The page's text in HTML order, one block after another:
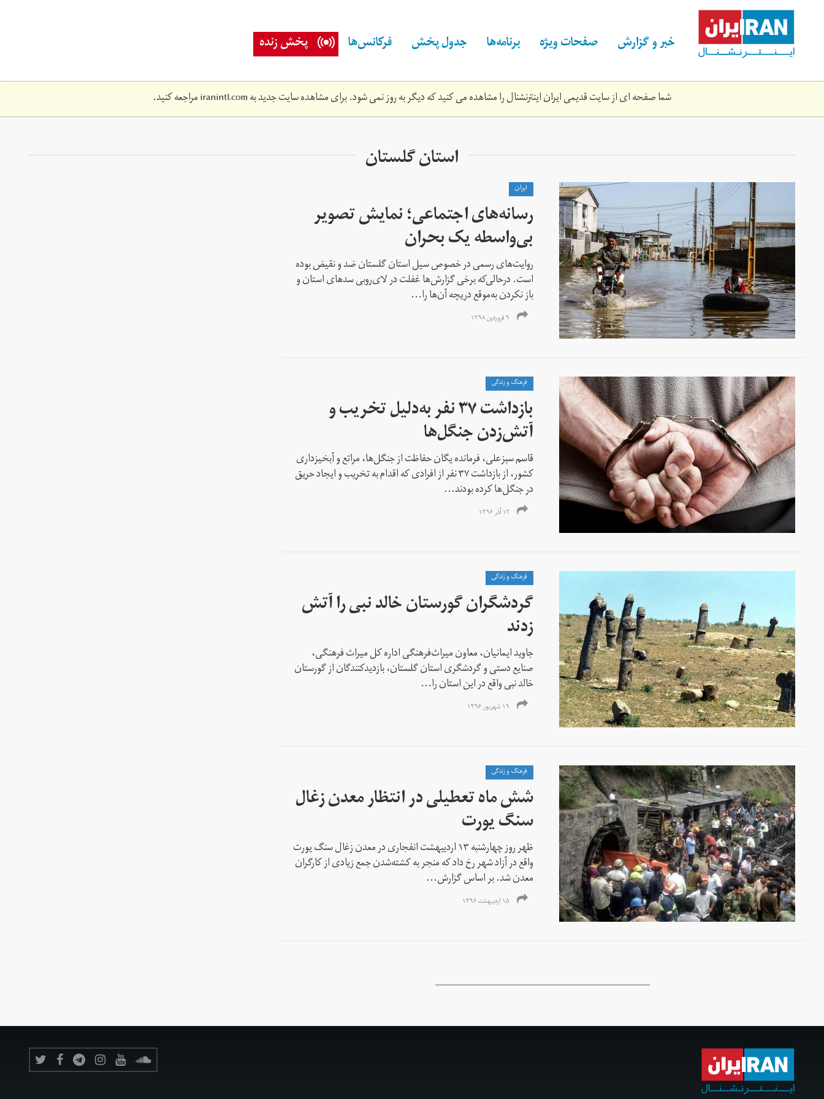
content خبر و گزارش صفحات ویژه برنامه‌ها جدول پخش فرکانس‌ها پخش زنده
شما صفحه ای از سایت قدیمی ایران اینترنشنال را مشاهده می کنید که دیگر به روز نمی شود. برای مشاهده سایت جدید بهiranintl.comمراجعه کنید.
استان گلستان
ايران
رسانه‌های اجتماعی؛ نمایش تصویر
بی‌واسطه یک بحران
روایت‌های رسمی در خصوص سیل استان گلستان ضد و نقیض بوده
است. درحالی‌که برخی گزارش‌ها غفلت در لای‌روبی سدهای استان و
باز نکردن به‌موقع دریچه آن‌ها را...
۹ فروردین ۱۳۹۸
فرهنگ و زندگی
بازداشت ۳۷ نفر به‌دلیل تخریب و
آتش‌زدن جنگل‌ها
قاسم سبزعلی، فرمانده یگان حفاظت از جنگل‌ها، مراتع و آبخیزداری
کشور، از بازداشت ۳۷ نفر از افرادی که اقدام به تخریب و ایجاد حریق
در جنگل‌ها کرده بودند...
۱۲ آذر ۱۳۹۶
فرهنگ و زندگی
گردشگران گورستان خالد نبی را آتش
زدند
جاوید ایمانیان، معاون میراث‌فرهنگی اداره کل میراث فرهنگی،
صنایع دستی و گردشگری استان گلستان، بازدیدکنندگان از گورستان
خالد نبی واقع در این استان را...
۱۹ شهریور ۱۳۹۶
فرهنگ و زندگی
شش ماه تعطیلی در انتظار معدن زغال
سنگ یورت
ظهر روز چهارشنبه ۱۳ اردیبهشت انفجاری در معدن زغال سنگ یورت
واقع در آزاد شهر رخ داد که منجر به کشته‌شدن جمع زیادی از کارگران
معدن‌ شد. بر اساس گزارش‌...
۱۵ اردیبهشت ۱۳۹۶